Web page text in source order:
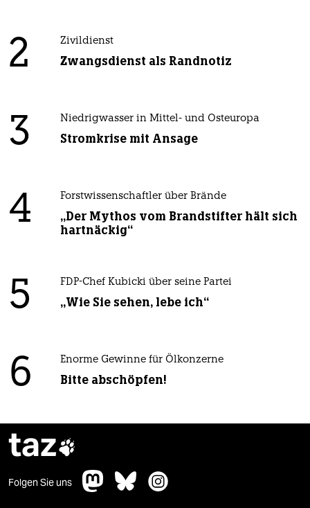
2 Zivildienst
Zwangsdienst als Randnotiz
3 Niedrigwasser in Mittel- und Osteuropa
Stromkrise mit Ansage
4 Forstwissenschaftler über Brände
„Der Mythos vom Brandstifter hält sich
hartnäckig“
5 FDP-Chef Kubicki über seine Partei
„Wie Sie sehen, lebe ich“
6 Enorme Gewinne für Ölkonzerne
Bitte abschöpfen!
taz
Folgen Sie uns